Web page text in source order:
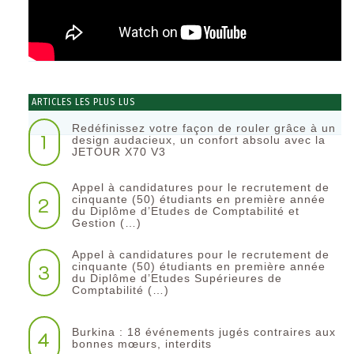
ARTICLES LES PLUS LUS
1
Redéfinissez votre façon de rouler grâce à un
design audacieux, un confort absolu avec la
JETOUR X70 V3
2
Appel à candidatures pour le recrutement de
cinquante (50) étudiants en première année
du Diplôme d’Etudes de Comptabilité et
Gestion (…)
3
Appel à candidatures pour le recrutement de
cinquante (50) étudiants en première année
du Diplôme d’Etudes Supérieures de
Comptabilité (…)
4
Burkina : 18 événements jugés contraires aux
bonnes mœurs, interdits